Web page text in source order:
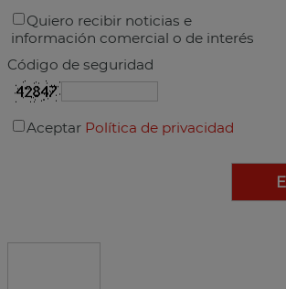
Quiero recibir noticias e
información comercial o de interés
Código de seguridad
Aceptar Política de privacidad